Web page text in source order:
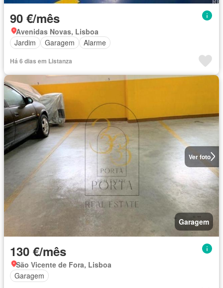
90 €/mês
Avenidas Novas, Lisboa
Jardim
Garagem Alarme
Há 6 dias em Listanza
Ver foto
Garagem
130 €/mês
São Vicente de Fora, Lisboa
Garagem